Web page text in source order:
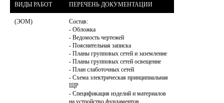
ВИДЫ РАБОТ ПЕРЕЧЕНЬ ДОКУМЕНТАЦИИ
(ЭОМ)
Состав:
- Обложка
- Ведомость чертежей
- Пояснительная записка
- Планы групповых сетей и заземление
- Планы групповых сетей освещение
- План слаботочных сетей
- Схема электрическая принципиальная
ЩР
- Спецификация изделий и материалов